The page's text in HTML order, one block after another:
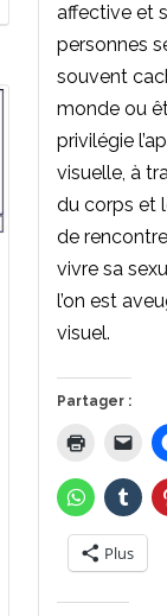
affective et
personnes
souvent
monde ou
privilégie
visuelle, à
du corps et
de
vivre sa
l’on est
visuel.
Partager :
Plus